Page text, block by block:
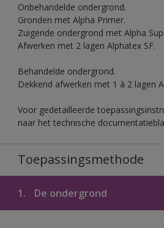
Onbehandelde ondergrond.
Gronden met Alpha Primer.
Zuigende ondergrond met Alpha
Afwerken met 2 lagen Alphatex SF.
Behandelde ondergrond.
Dekkend afwerken met 1 à 2 lagen
Voor gedetailleerde
naar het technische
Toepassingsmethode
1. De ondergrond